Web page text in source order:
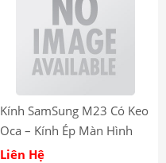
Kính SamSung M23 Có Keo
Oca – Kính Ép Màn Hình
SamSung M23 có keo OCA
Liên Hệ